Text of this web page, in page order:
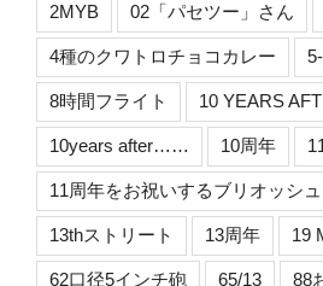
2MYB 02「パセツー」さん
4種のクワトロチョコカレー
8時間フライト 10 YEARS
10years after…… 10周年
11周年をお祝いするブリオッシ
13thストリート 13周年 19
62口径5インチ砲 65/13 88